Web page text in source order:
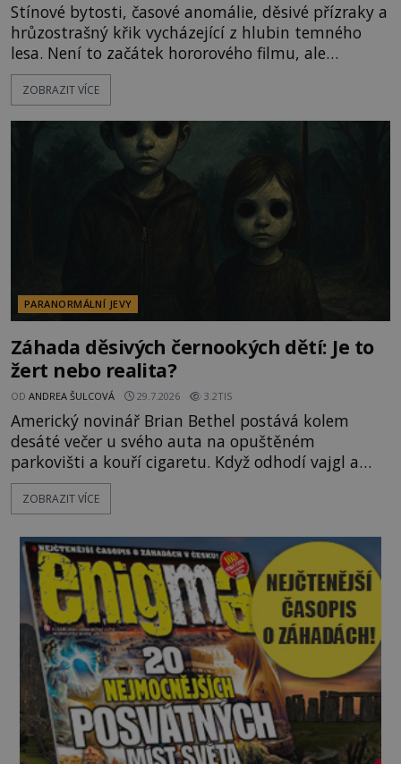
Stínové bytosti, časové anomálie, děsivé přízraky a
hrůzostrašný křik vycházející z hlubin temného
lesa. Není to začátek hororového filmu, ale
události, které popisují návštěvníci lesů, které jsou
označovány jako nejděsivější na světě. Lidé bydlící
vyhýbají! Už jste o těchto lesích slyšeli? A odvážili
byste se je navštívit? [gallery ids="17
ZOBRAZIT VÍCE
PARANORMÁLNÍ JEVY
Záhada děsivých černookých dětí: Je to
žert nebo realita?
OD ANDREA ŠULCOVÁ 29.7.2026 3.2TIS
Americký novinář Brian Bethel postává kolem
desáté večer u svého auta na opuštěném
parkovišti a kouří cigaretu. Když odhodí vajgl a
chystá se nastoupit do auta, přijdou k němu dva
mladí chlapci, kterým může být okolo 14 let.
pouhých několik minut od tohoto parkoviště,“
zeptá se suverénně jeden z nich. P
ZOBRAZIT VÍCE